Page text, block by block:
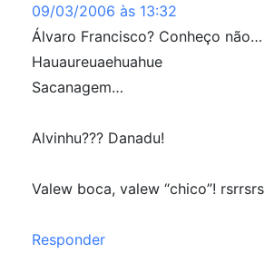
09/03/2006 às 13:32
Álvaro Francisco? Conheço não…
Hauaureuaehuahue
Sacanagem…
Alvinhu??? Danadu!
Valew boca, valew “chico”! rsrrsrs
Responder